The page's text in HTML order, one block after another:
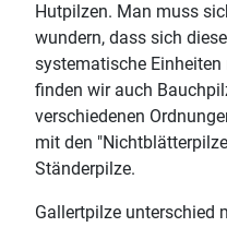
Hutpilzen. Man muss
wundern, dass sich
systematische
finden wir auch
verschiedenen
mit den
Ständerpilze.
Gallertpilze unterschied